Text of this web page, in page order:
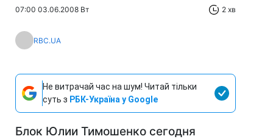
07:00 03.06.2008 Вт 2 хв
RBC.UA
Не витрачай час на шум! Читай тільки
суть з РБК-Україна у Google
Блок Юлии Тимошенко сегодня